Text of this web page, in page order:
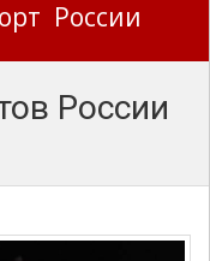
России
России